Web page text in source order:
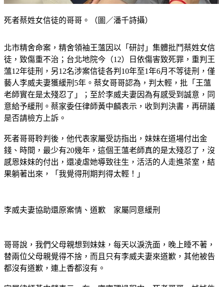
北市精舍命案，精舍領袖王薀因以「研討」集體批鬥蔡姓女信
徒，致傷重不治；台北地院今（12）日依傷害致死罪，重判王
薀12年徒刑，另12名涉案信徒各判10年至1年6月不等徒刑，僅
藝人李威夫妻獲緩刑5年。蔡女哥哥認為，判太輕，批「王薀
老師實在是太殘忍了」；至於李威夫妻因為有感受到誠意，同
意給予緩刑。蔡家委任律師黃中麟表示，收到判決書，再研議
死者哥哥聆判後，他代表家屬受訪指出，妹妹在道場付出金
錢、時間，最少有20幾年，這個王薀老師真的是太殘忍了，沒
感恩妹妹的付出，還凌虐她導致往生，活活的人走進茶室，結
哥哥說，我們父母親想到妹妹，每天以淚洗面，晚上睡不著，
替兩位父母親覺得不捨，而且只有李威夫妻來道歉，其他被告